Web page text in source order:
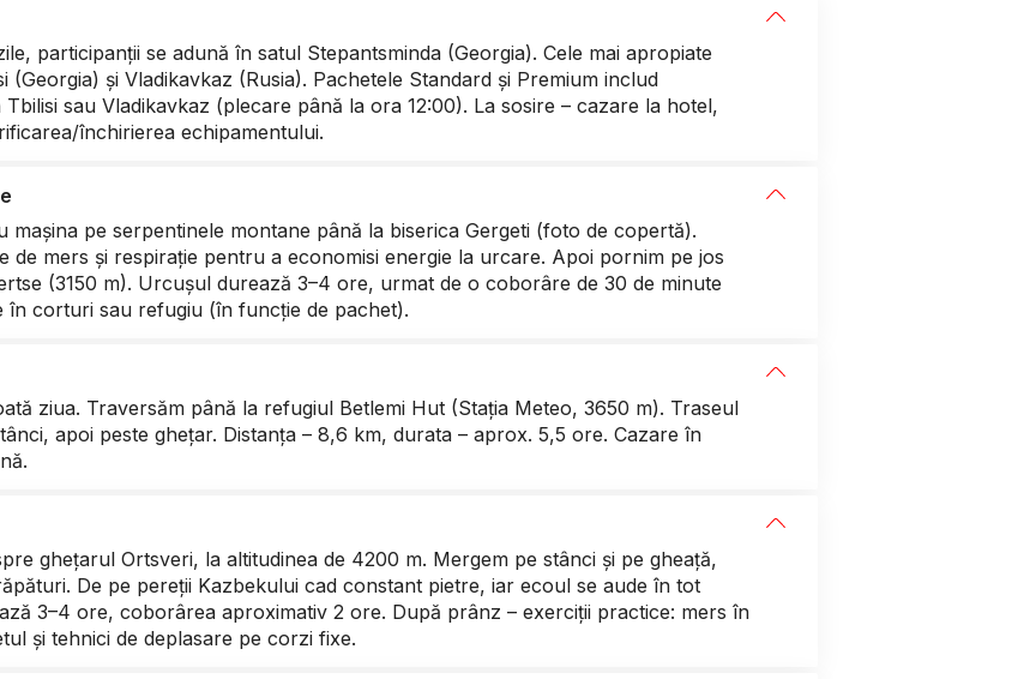
participanții se adună în satul Stepantsminda (Georgia). Cele mai apropiate
și Vladikavkaz (Rusia). Pachetele Standard și Premium includ
sau Vladikavkaz (plecare până la ora 12:00). La sosire – cazare la hotel,
închirierea echipamentului.
mașina pe serpentinele montane până la biserica Gergeti (foto de copertă).
de mers și respirație pentru a economisi energie la urcare. Apoi pornim pe jos
(3150 m). Urcușul durează 3–4 ore, urmat de o coborâre de 30 de minute
în corturi sau refugiu (în funcție de pachet).
ziua. Traversăm până la refugiul Betlemi Hut (Stația Meteo, 3650 m). Traseul
apoi peste ghețar. Distanța – 8,6 km, durata – aprox. 5,5 ore. Cazare în
ghețarul Ortsveri, la altitudinea de 4200 m. Mergem pe stânci și pe gheață,
De pe pereții Kazbekului cad constant pietre, iar ecoul se aude în tot
3–4 ore, coborârea aproximativ 2 ore. După prânz – exerciții practice: mers în
și tehnici de deplasare pe corzi fixe.